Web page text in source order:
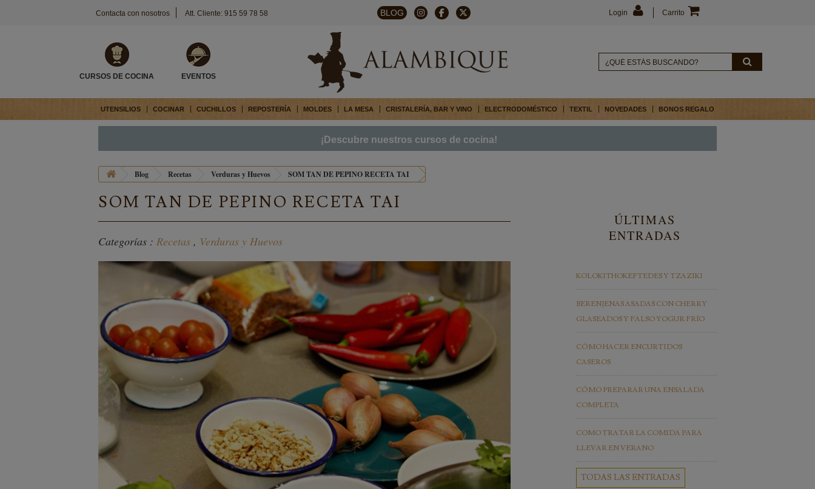
Contacta con nosotros Att. Cliente: 915 59 78 58 BLOG Carrito
Login
CURSOS DE COCINA EVENTOS
UTENSILIOS COCINAR CUCHILLOS REPOSTERÍA MOLDES LA MESA CRISTALERÍA, BAR Y VINO ELECTRODOMÉSTICO TEXTIL NOVEDADES BONOS REGALO
¡Descubre nuestros cursos de cocina!
Blog Recetas Verduras y Huevos SOM TAN DE PEPINO RECETA TAI
ÚLTIMAS
ENTRADAS
KOLOKITHOKEFTEDES Y TZAZIKI
BERENJENAS ASADAS CON CHERRY
GLASEADOS Y FALSO YOGUR FRÍO
CÓMO HACER ENCURTIDOS
CASEROS
CÓMO PREPARAR UNA ENSALADA
COMPLETA
COMO TRATAR LA COMIDA PARA
LLEVAR EN VERANO
TODAS LAS ENTRADAS
SOM TAN DE PEPINO RECETA TAI
Categorías : Recetas , Verduras y Huevos